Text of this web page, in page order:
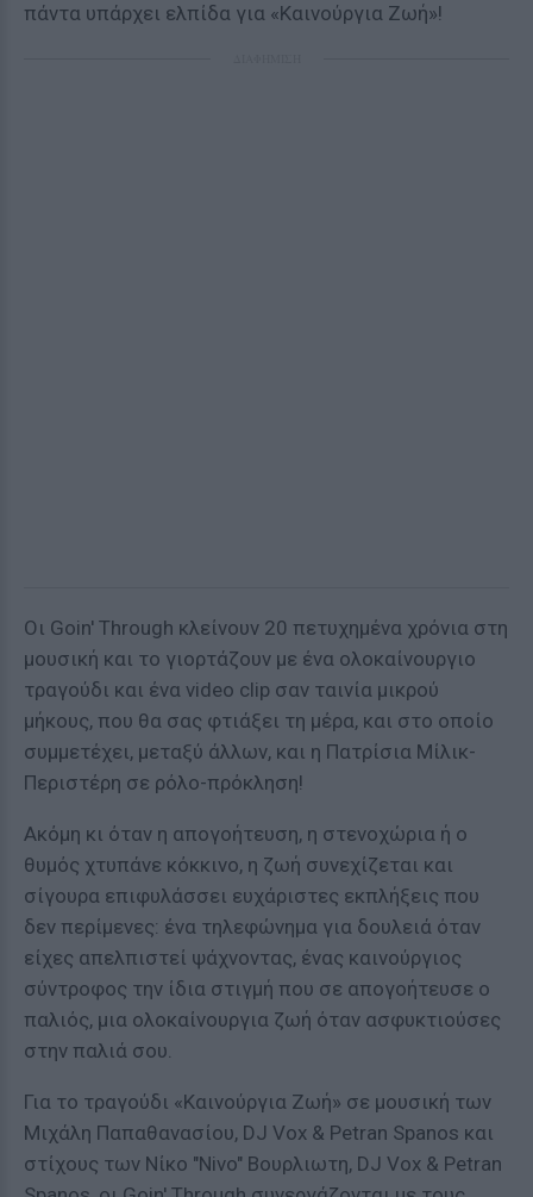
πάντα υπάρχει ελπίδα για «Καινούργια Ζωή»!
Οι Goin' Through κλείνουν 20 πετυχημένα χρόνια στη
μουσική και το γιορτάζουν με ένα ολοκαίνουργιο
τραγούδι και ένα video clip σαν ταινία μικρού
μήκους, που θα σας φτιάξει τη μέρα, και στο οποίο
συμμετέχει, μεταξύ άλλων, και η Πατρίσια Μίλικ-
Περιστέρη σε ρόλο-πρόκληση!
Ακόμη κι όταν η απογοήτευση, η στενοχώρια ή ο
θυμός χτυπάνε κόκκινο, η ζωή συνεχίζεται και
σίγουρα επιφυλάσσει ευχάριστες εκπλήξεις που
δεν περίμενες: ένα τηλεφώνημα για δουλειά όταν
είχες απελπιστεί ψάχνοντας, ένας καινούργιος
σύντροφος την ίδια στιγμή που σε απογοήτευσε ο
παλιός, μια ολοκαίνουργια ζωή όταν ασφυκτιούσες
στην παλιά σου.
Για το τραγούδι «Καινούργια Ζωή» σε μουσική των
Μιχάλη Παπαθανασίου, DJ Vox & Petran Spanos και
στίχους των Νίκο "Nivo" Βουρλιωτη, DJ Vox & Petran